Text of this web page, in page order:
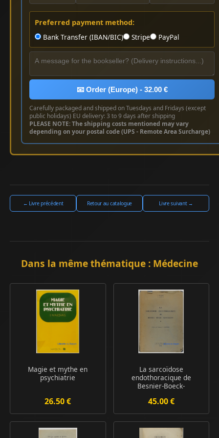
Preferred payment method:
Bank Transfer (IBAN/BIC)
Stripe PayPal
📧 Order (Europe) - 32.00 €
Carefully packaged and shipped on Tuesdays and Fridays (except
public holidays) EU delivery: 3 to 9 days after shipping
PLEASE NOTE: The shipping costs mentioned may vary
depending on your postal code (UPS - Remote Area Surcharge)
← Livre précédent Retour au catalogue Livre suivant →
Dans la même thématique : Médecine
Magie et mythe en
psychiatrie
26.50 €
La sarcoïdose
endothoracique de
Besnier-Boeck-
45.00 €